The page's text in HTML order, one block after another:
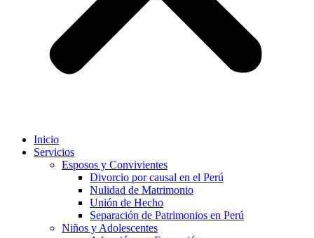
Inicio
Servicios
Esposos y Convivientes
Divorcio por causal en el Perú
Nulidad de Matrimonio
Unión de Hecho
Separación de Patrimonios en Perú
Niños y Adolescentes